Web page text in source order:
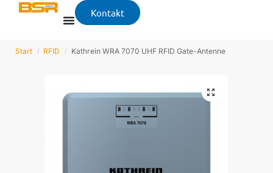
Kontakt
Start / RFID / Kathrein WRA 7070 UHF RFID Gate-Antenne